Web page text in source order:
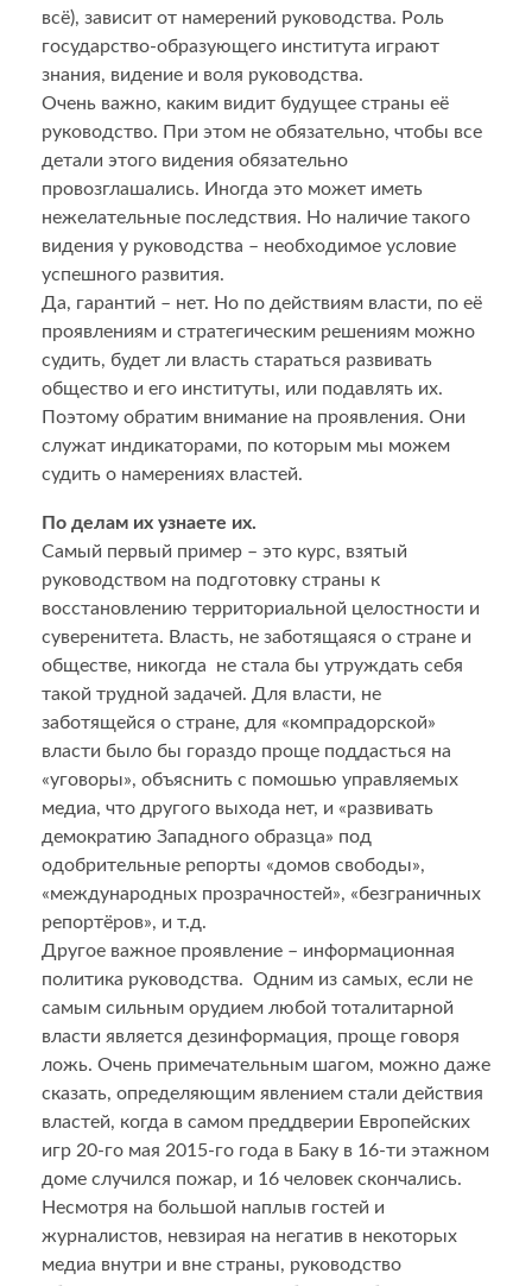
всё), зависит от намерений руководства. Роль
государство-образующего института играют
знания, видение и воля руководства.
Очень важно, каким видит будущее страны её
руководство. При этом не обязательно, чтобы все
детали этого видения обязательно
провозглашались. Иногда это может иметь
нежелательные последствия. Но наличие такого
видения у руководства – необходимое условие
успешного развития.
Да, гарантий – нет. Но по действиям власти, по её
проявлениям и стратегическим решениям можно
судить, будет ли власть стараться развивать
общество и его институты, или подавлять их.
Поэтому обратим внимание на проявления. Они
служат индикаторами, по которым мы можем
судить о намерениях властей.
По делам их узнаете их.
Самый первый пример – это курс, взятый
руководством на подготовку страны к
восстановлению территориальной целостности и
суверенитета. Власть, не заботящаяся о стране и
обществе, никогда не стала бы утруждать себя
такой трудной задачей. Для власти, не
заботящейся о стране, для «компрадорской»
власти было бы гораздо проще поддасться на
«уговоры», объяснить с помошью управляемых
медиа, что другого выхода нет, и «развивать
демократию Западного образца» под
одобрительные репорты «домов свободы»,
«международных прозрачностей», «безграничных
репортёров», и т.д.
Другое важное проявление – информационная
политика руководства. Одним из самых, если не
самым сильным орудием любой тоталитарной
власти является дезинформация, проще говоря
ложь. Очень примечательным шагом, можно даже
сказать, определяющим явлением стали действия
властей, когда в самом преддверии Европейских
игр 20-го мая 2015-го года в Баку в 16-ти этажном
доме случился пожар, и 16 человек скончались.
Несмотря на большой наплыв гостей и
журналистов, невзирая на негатив в некоторых
медиа внутри и вне страны, руководство